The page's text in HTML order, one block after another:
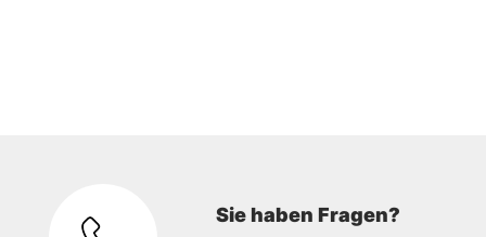
Sie haben Fragen?